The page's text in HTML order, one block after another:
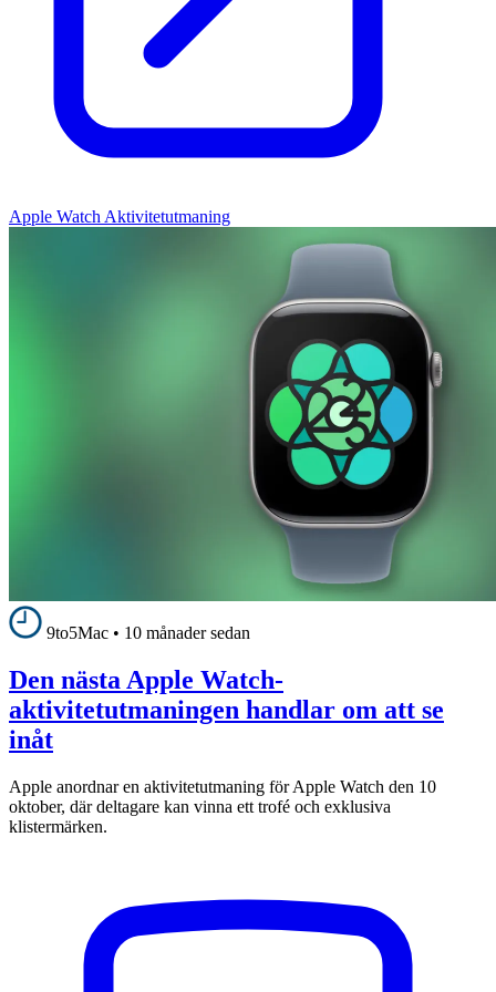
Apple Watch Aktivitetutmaning
9to5Mac • 10 månader sedan
Den nästa Apple Watch-
aktivitetutmaningen handlar om att se
inåt
Apple anordnar en aktivitetutmaning för Apple Watch den 10
oktober, där deltagare kan vinna ett trofé och exklusiva
klistermärken.